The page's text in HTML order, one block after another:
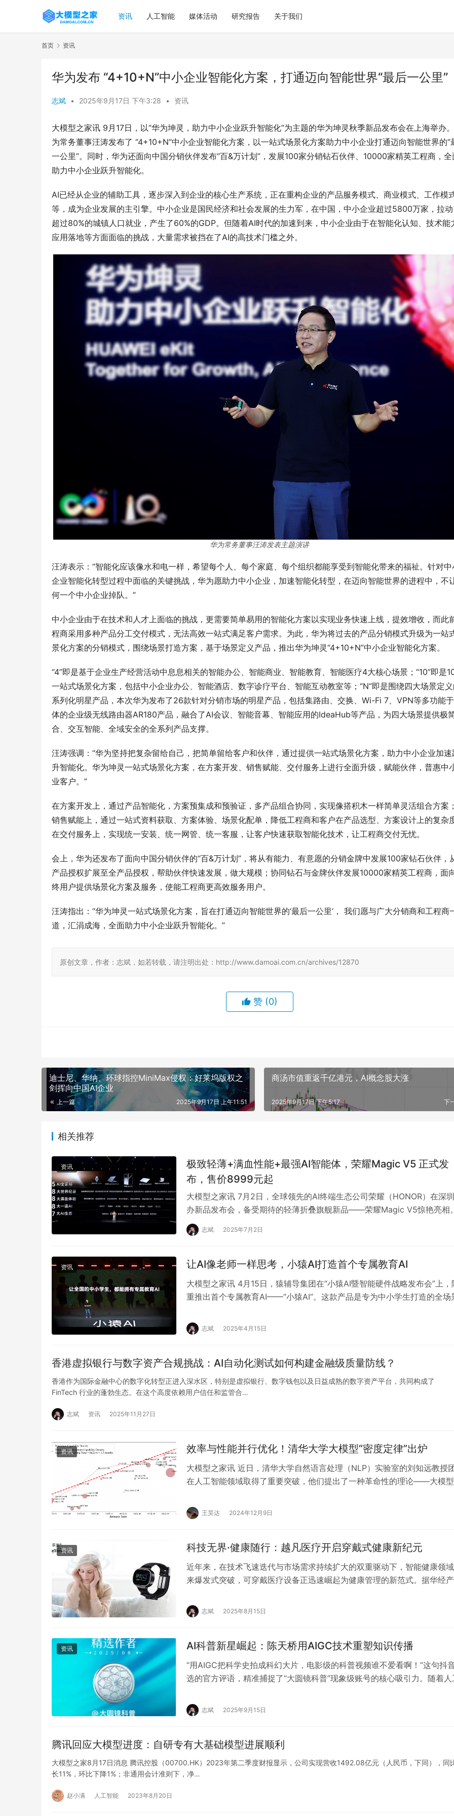
资讯 人工智能 媒体活动 研究报告 关于我们
首页 资讯
华为发布 “4+10+N”中小企业智能化方案，打通迈向智能世界“最后一公里”
志斌 • 2025年9月17日 下午3:28 • 资讯
大模型之家讯 9月17日，以“华为坤灵，助力中小企业跃升智能化”为主题的华为坤灵秋季新品发布会在上海举办
为常务董事汪涛发布了 “4+10+N”中小企业智能化方案，以一站式场景化方案助力中小企业打通迈向智能世界的“
一公里”。同时，华为还面向中国分销伙伴发布“百&万计划”，发展100家分销钻石伙伴、10000家精英工程商，全
助力中小企业跃升智能化。
AI已经从企业的辅助工具，逐步深入到企业的核心生产系统，正在重构企业的产品服务模式、商业模式、工作模
等，成为企业发展的主引擎。中小企业是国民经济和社会发展的生力军，在中国，中小企业超过5800万家，拉
超过80%的城镇人口就业，产生了60%的GDP。但随着AI时代的加速到来，中小企业由于在智能化认知、技术能
应用落地等方面面临的挑战，大量需求被挡在了AI的高技术门槛之外。
华为常务董事汪涛发表主题演讲
汪涛表示：“智能化应该像水和电一样，希望每个人、每个家庭、每个组织都能享受到智能化带来的福祉。针对中
企业智能化转型过程中面临的关键挑战，华为愿助力中小企业，加速智能化转型，在迈向智能世界的进程中，不
何一个中小企业掉队。”
中小企业由于在技术和人才上面临的挑战，更需要简单易用的智能化方案以实现业务快速上线，提效增收，而此
程商采用多种产品分工交付模式，无法高效一站式满足客户需求。为此，华为将过去的产品分销模式升级为一站
景化方案的分销模式，围绕场景打造方案，基于场景定义产品，推出华为坤灵“4+10+N”中小企业智能化方案。
“4”即是基于企业生产经营活动中息息相关的智能办公、智能商业、智能教育、智能医疗4大核心场景；“10”即是
一站式场景化方案，包括中小企业办公、智能酒店、数字诊疗平台、智能互动教室等；“N”即是围绕四大场景定
系列化明星产品，本次华为发布了26款针对分销市场的明星产品，包括集路由、交换、Wi-Fi 7、VPN等多功能
体的企业级无线路由器AR180产品，融合了AI会议、智能音幕、智能应用的IdeaHub等产品，为四大场景提供极
合、交互智能、全域安全的全系列产品支撑。
汪涛强调：“华为坚持把复杂留给自己，把简单留给客户和伙伴，通过提供一站式场景化方案，助力中小企业加速
升智能化。华为坤灵一站式场景化方案，在方案开发、销售赋能、交付服务上进行全面升级，赋能伙伴，普惠中
业客户。”
在方案开发上，通过产品智能化，方案预集成和预验证，多产品组合协同，实现像搭积木一样简单灵活组合方案
销售赋能上，通过一站式资料获取、方案体验、场景化配单，降低工程商和客户在产品选型、方案设计上的复杂
在交付服务上，实现统一安装、统一网管、统一客服，让客户快速获取智能化技术，让工程商交付无忧。
会上，华为还发布了面向中国分销伙伴的“百&万计划”，将从有能力、有意愿的分销金牌中发展100家钻石伙伴，
产品授权扩展至全产品授权，帮助伙伴快速发展，做大规模；协同钻石与金牌伙伴发展10000家精英工程商，面
终用户提供场景化方案及服务，使能工程商更高效服务用户。
汪涛指出：“华为坤灵一站式场景化方案，旨在打通迈向智能世界的‘最后一公里‘， 我们愿与广大分销商和工程商
道，汇涓成海，全面助力中小企业跃升智能化。”
原创文章，作者：志斌，如若转载，请注明出处：http://www.damoai.com.cn/archives/12870
赞 (0)
迪士尼、华纳、环球指控MiniMax侵权：好莱坞版权之
剑挥向中国AI企业
上一篇 2025年9月17日 上午11:51
商汤市值重返千亿港元，AI概念股大涨
下
2025年9月17日 下午5:17
相关推荐
资讯
极致轻薄+满血性能+最强AI智能体，荣耀Magic V5 正式发
布，售价8999元起
大模型之家讯 7月2日，全球领先的AI终端生态公司荣耀（HONOR）在深
办新品发布会，备受期待的轻薄折叠旗舰新品——荣耀Magic V5惊艳亮相
耀Magic V5以突破性的…
志斌 2025年7月2日
资讯 让AI像老师一样思考，小猿AI打造首个专属教育AI
大模型之家讯 4月15日，猿辅导集团在“小猿AI暨智能硬件战略发布会”上，
重推出首个专属教育AI——“小猿AI”。这款产品是专为中小学生打造的全场
志斌 2025年4月15日
香港虚拟银行与数字资产合规挑战：AI自动化测试如何构建金融级质量防线？
香港作为国际金融中心的数字化转型正进入深水区，特别是虚拟银行、数字钱包以及日益成熟的数字资产平台，共同构成了
FinTech 行业的蓬勃生态。在这个高度依赖用户信任和监管合…
志斌 资讯 2025年11月27日
资讯 效率与性能并行优化！‌清华大学大模型“密度定律”出炉
大模型之家讯‌ 近日，清华大学自然语言处理（NLP）实验室的刘知远教授
在人工智能领域取得了重要突破，他们提出了一种革命性的理论——大模
王昊达 2024年12月9日
资讯 科技无界·健康随行：越凡医疗开启穿戴式健康新纪元
近年来，在技术飞速迭代与市场需求持续扩大的双重驱动下，智能健康领
来爆发式突破，可穿戴医疗设备正迅速崛起为健康管理的新范式。据华经
志斌 2025年8月15日
资讯 AI科普新星崛起：陈天桥用AIGC技术重塑知识传播
“用AIGC把科学史拍成科幻大片，电影级的科普视频谁不爱看啊！”这句抖
选的官方评语，精准捕捉了“大圆镜科普”现象级账号的核心吸引力。随着人
志斌 2025年9月15日
腾讯回应大模型进度：自研专有大基础模型进展顺利
大模型之家8月17日消息 腾讯控股（00700.HK）2023年第二季度财报显示，公司实现营收1492.08亿元（人民币，下同），同
长11%，环比下降1%；非通用会计准则下，净…
赵小满 人工智能 2023年8月20日